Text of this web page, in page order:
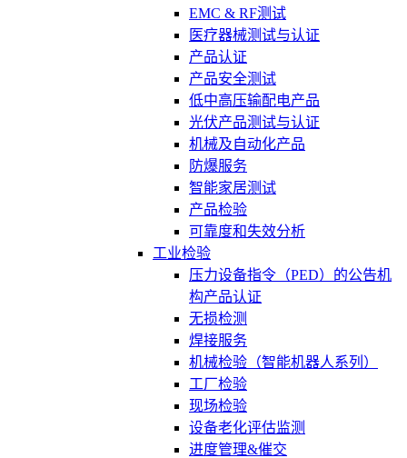
EMC & RF测试
医疗器械测试与认证
产品认证
产品安全测试
低中高压输配电产品
光伏产品测试与认证
机械及自动化产品
防爆服务
智能家居测试
产品检验
可靠度和失效分析
工业检验
压力设备指令（PED）的公告机
构产品认证
无损检测
焊接服务
机械检验（智能机器人系列）
工厂检验
现场检验
设备老化评估监测
进度管理&催交